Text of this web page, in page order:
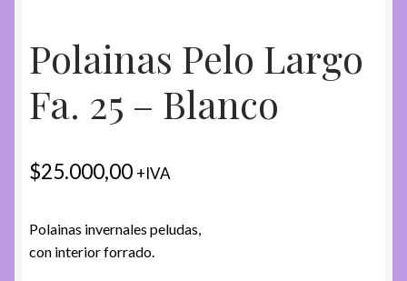
Polainas Pelo Largo
Fa. 25 – Blanco
$25.000,00 +IVA
Polainas invernales peludas,
con interior forrado.